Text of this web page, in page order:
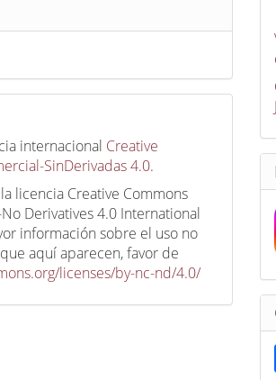
internacional Creative
SinDerivadas 4.0.
licencia Creative Commons
Derivatives 4.0 International
información sobre el uso no
aquí aparecen, favor de
licenses/by-nc-nd/4.0/
t
i